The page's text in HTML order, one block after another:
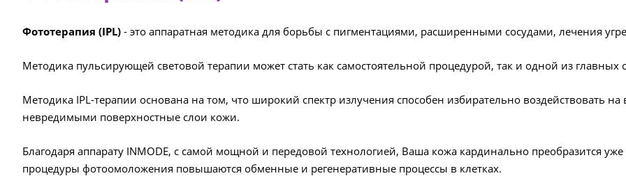
Фототерапия (IPL) - это аппаратная методика для борьбы с пигментациями, расширенными сосудами, лечения
Методика пульсирующей световой терапии может стать как самостоятельной процедурой, так и одной из
Методика IPL-терапии основана на том, что широкий спектр излучения способен избирательно воздействовать
невредимыми поверхностные слои кожи.
Благодаря аппарату INMODE, с самой мощной и передовой технологией, Ваша кожа кардинально преобразится
процедуры фотоомоложения повышаются обменные и регенеративные процессы в клетках.